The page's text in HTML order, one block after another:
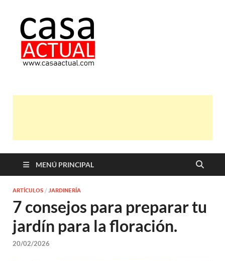
MENÚ PRINCIPAL
ARTÍCULOS / JARDINERÍA
7 consejos para preparar tu
jardín para la floración.
20/02/2026